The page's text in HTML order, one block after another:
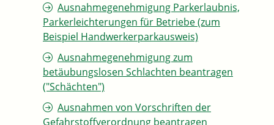
Ausnahmegenehmigung Parkerlaubnis,
Parkerleichterungen für Betriebe (zum
Beispiel Handwerkerparkausweis)
Ausnahmegenehmigung zum
betäubungslosen Schlachten beantragen
("Schächten")
Ausnahmen von Vorschriften der
Gefahrstoffverordnung beantragen